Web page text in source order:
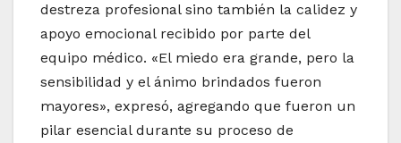
destreza profesional sino también la calidez y
apoyo emocional recibido por parte del
equipo médico. «El miedo era grande, pero la
sensibilidad y el ánimo brindados fueron
mayores», expresó, agregando que fueron un
pilar esencial durante su proceso de